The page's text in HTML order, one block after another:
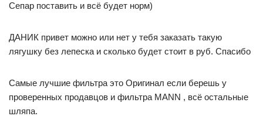
Сепар поставить и всё будет норм)
ДАНИК привет можно или нет у тебя заказать такую
лягушку без лепеска и сколько будет стоит в руб. Спасибо
Самые лучшие фильтра это Оригинал если берешь у
проверенных продавцов и фильтра MANN , всё остальные
шляпа.